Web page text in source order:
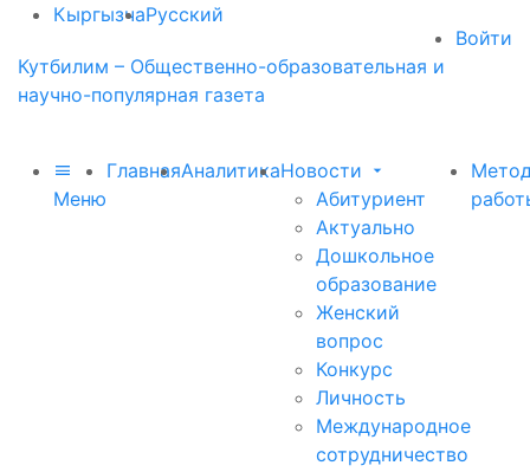
КыргызчаРусский
Войти
Кутбилим – Общественно-образовательная и
научно-популярная газета
Меню
ГлавнаяАналитикаНовости
Абитуриент
Актуально
Дошкольное
образование
Женский
вопрос
Конкурс
Личность
Международное
сотрудничество